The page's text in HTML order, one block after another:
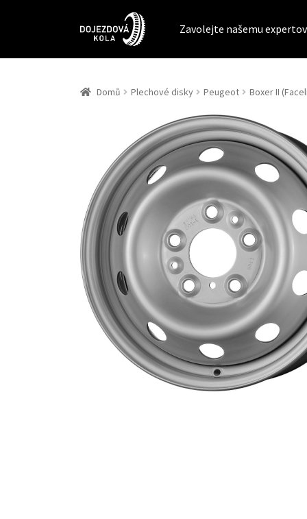
Zavolejte našemu
Domů Plechové disky Peugeot Boxer II